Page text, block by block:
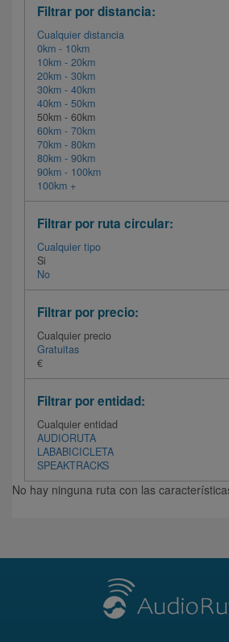
Filtrar por distancia:
Cualquier distancia
0km - 10km
10km - 20km
20km - 30km
30km - 40km
40km - 50km
50km - 60km
60km - 70km
70km - 80km
80km - 90km
90km - 100km
100km +
Filtrar por ruta circular:
Cualquier tipo
Si
No
Filtrar por precio:
Cualquier precio
Gratuitas
€
Filtrar por entidad:
Cualquier entidad
AUDIORUTA
LABABICICLETA
SPEAKTRACKS
No hay ninguna ruta con las